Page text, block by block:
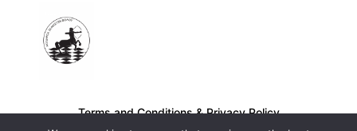
Terms and Conditions&Privacy Policy